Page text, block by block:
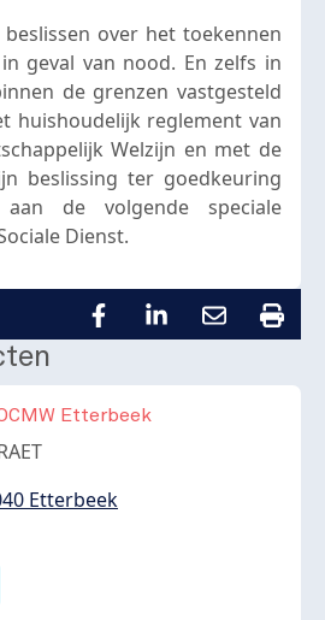
over het toekennen
geval van nood. En zelfs in
de grenzen vastgesteld
huishoudelijk reglement van
Welzijn en met de
beslissing ter goedkeuring
de volgende speciale
Dienst.
Etterbeek
Etterbeek